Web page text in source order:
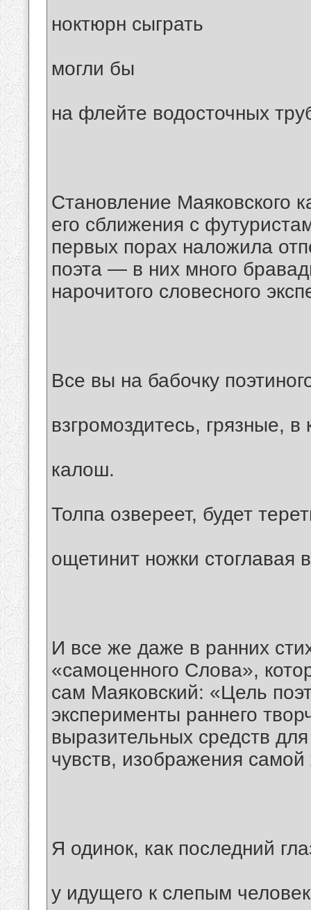
ноктюрн сыграть
могли бы
на флейте водосточных
Становление Маяковского
его сближения с
первых порах наложила
поэта — в них много
нарочитого словесного
Все вы на бабочку
взгромоздитесь, грязные,
калош.
Толпа озвереет, будет
ощетинит ножки стоглавая
И все же даже в ранних
«самоценного Слова»,
сам Маяковский: «Цель
эксперименты раннего
выразительных средств
чувств, изображения
Я одинок, как последний
у идущего к слепым